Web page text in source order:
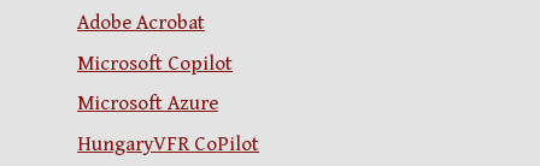
Adobe Acrobat
Microsoft Copilot
Microsoft Azure
HungaryVFR CoPilot